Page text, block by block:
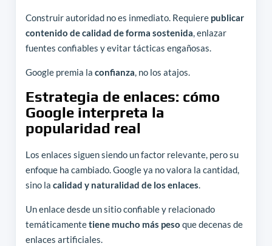
Construir autoridad no es inmediato. Requiere publicar
contenido de calidad de forma sostenida, enlazar
fuentes confiables y evitar tácticas engañosas.
Google premia la confianza, no los atajos.
Estrategia de enlaces: cómo
Google interpreta la
popularidad real
Los enlaces siguen siendo un factor relevante, pero su
enfoque ha cambiado. Google ya no valora la cantidad,
sino la calidad y naturalidad de los enlaces.
Un enlace desde un sitio confiable y relacionado
temáticamentetiene mucho más peso que decenas de
enlaces artificiales.